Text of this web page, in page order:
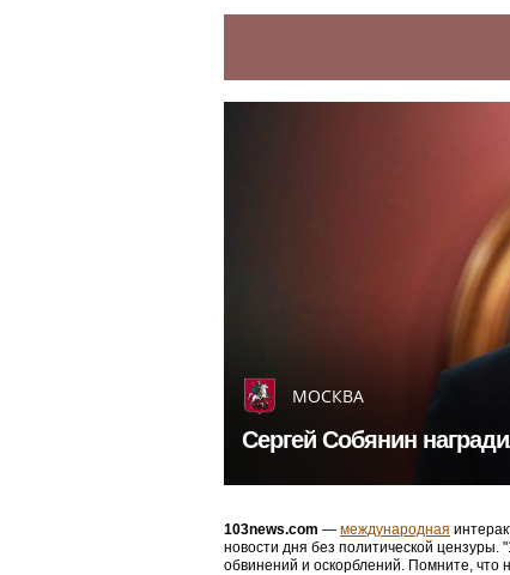
МОСКВА
Сергей Собянин
103news.com — международная
новости дня без политической
обвинений и оскорблений. Помните, что